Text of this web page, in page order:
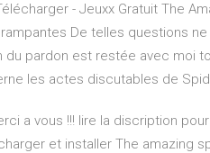
- Jeuxx Gratuit The
De telles questions
du pardon est restée avec moi
les actes discutables de
a vous !!! lire la discription
et installer The amazing